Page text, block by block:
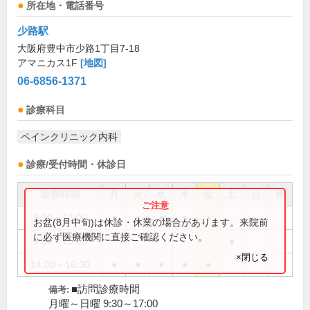
所在地・電話番号
少路駅
大阪府豊中市少路1丁目7-18
アマニカス1F [地図]
06-6856-1371
診療科目
ペインクリニック内科
診療/受付時間・休診日
祝
9:30～13:00 ● ● ● ● ●
9:30～15:30
お盆(8月中旬)は休診・休業の場合があります。来院前
に必ず医療機関に直接ご確認ください。
×閉じる
備考: ■訪問診療時間
月曜～日曜 9:30～17:00